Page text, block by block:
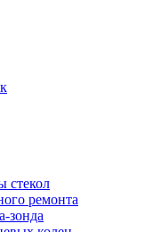
стекол
ремонта
зонда